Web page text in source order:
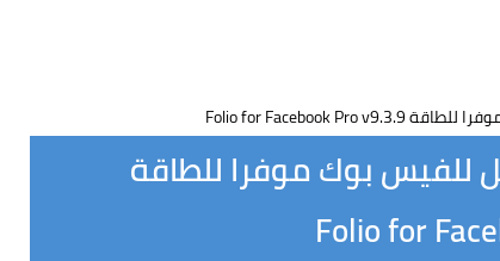
للفيس بوك موفرا للطاقة
Folio for